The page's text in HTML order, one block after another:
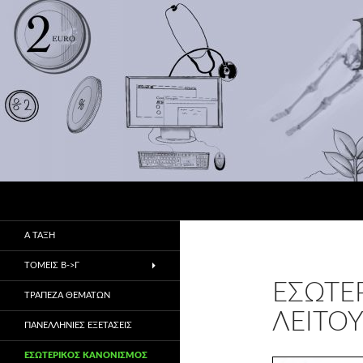
Α ΤΑΞΗ
ΤΟΜΕΙΣ Β->Γ
ΤΡΑΠΕΖΑ ΘΕΜΑΤΩΝ
ΠΑΝΕΛΛΗΝΙΕΣ ΕΞΕΤΑΣΕΙΣ
ΕΣΩΤΕΡΙΚΌΣ ΚΑΝΟΝΙΣΜΌΣ